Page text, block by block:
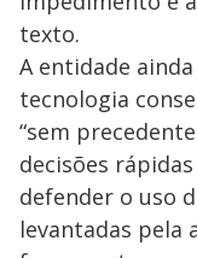
texto.
A entidade
tecnologia
“sem
decisões
defender o uso
levantadas pela